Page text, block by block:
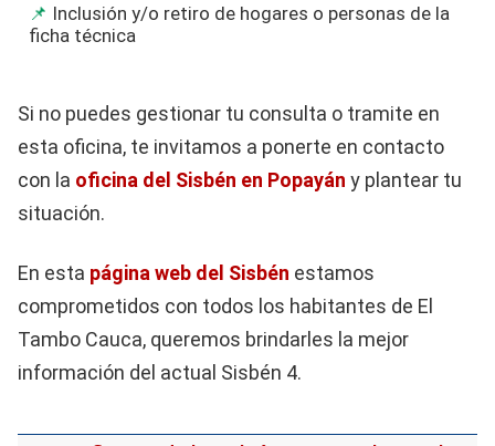
Inclusión y/o retiro de hogares o personas de la
ficha técnica
Si no puedes gestionar tu consulta o tramite en
esta oficina, te invitamos a ponerte en contacto
con la oficina del Sisbén en Popayán y plantear tu
situación.
En esta página web del Sisbén estamos
comprometidos con todos los habitantes de El
Tambo Cauca, queremos brindarles la mejor
información del actual Sisbén 4.